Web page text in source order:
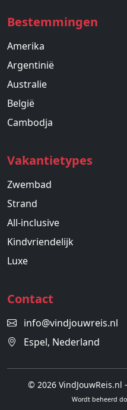
Bestemmingen
Amerika
Argentinië
Australie
België
Cambodja
Vakantietypes
Zwembad
Strand
All-inclusive
Kindvriendelijk
Luxe
Contact
info@vindjouwreis.nl
Espel, Nederland
© 2026
Wordt beheerd